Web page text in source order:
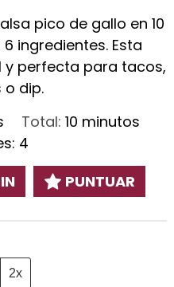
pico de gallo en 10
ingredientes. Esta
y perfecta para tacos,
o dip.
Total: 10minutos
minutos
4
PUNTUAR
2x